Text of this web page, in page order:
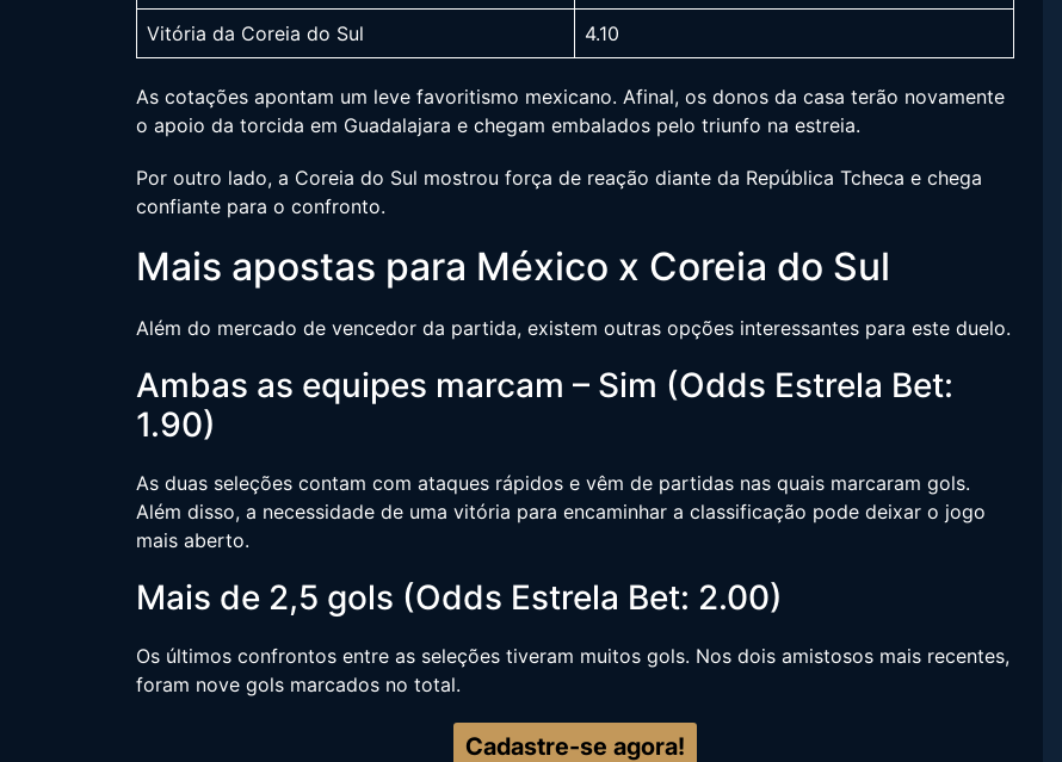
Vitória da Coreia do Sul 4.10
As cotações apontam um leve favoritismo mexicano. Afinal, os donos da casa terão novamente
o apoio da torcida em Guadalajara e chegam embalados pelo triunfo na estreia.
Por outro lado, a Coreia do Sul mostrou força de reação diante da República Tcheca e chega
confiante para o confronto.
Mais apostas para México x Coreia do Sul
Além do mercado de vencedor da partida, existem outras opções interessantes para este duelo.
Ambas as equipes marcam – Sim (Odds Estrela Bet:
1.90)
As duas seleções contam com ataques rápidos e vêm de partidas nas quais marcaram gols.
Além disso, a necessidade de uma vitória para encaminhar a classificação pode deixar o jogo
mais aberto.
Mais de 2,5 gols (Odds Estrela Bet: 2.00)
Os últimos confrontos entre as seleções tiveram muitos gols. Nos dois amistosos mais recentes,
foram nove gols marcados no total.
Cadastre-se agora!